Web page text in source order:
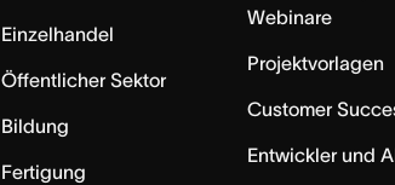
Einzelhandel
Öffentlicher Sektor
Bildung
Fertigung
Webinare
Projektvorlagen
Customer
Entwickler und